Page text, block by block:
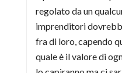
regolato da un
imprenditori
fra di loro, capendo
quale è il valore di